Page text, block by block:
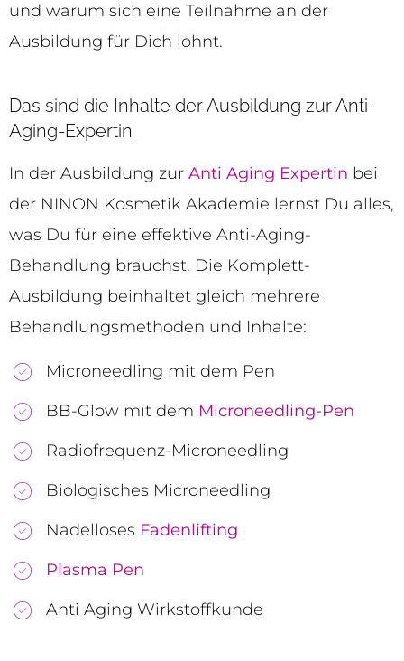
und warum sich eine Teilnahme an der
Ausbildung für Dich lohnt.
Das sind die Inhalte der Ausbildung zur Anti-
Aging-Expertin
In der Ausbildung zur Anti Aging Expertin bei
der NINON Kosmetik Akademie lernst Du alles,
was Du für eine effektive Anti-Aging-
Behandlung brauchst. Die Komplett-
Ausbildung beinhaltet gleich mehrere
Behandlungsmethoden und Inhalte:
Microneedling mit dem Pen
BB-Glow mit dem Microneedling-Pen
Radiofrequenz-Microneedling
Biologisches Microneedling
Nadelloses Fadenlifting
Plasma Pen
Anti Aging Wirkstoffkunde